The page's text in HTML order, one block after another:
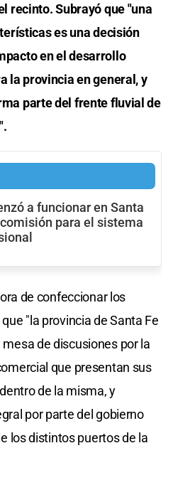
recinto. Subrayó que "una
es una decisión
en el desarrollo
la provincia en general, y
parte del frente fluvial de
a funcionar en Santa
para el sistema
de confeccionar los
"la provincia de Santa Fe
de discusiones por la
que presentan sus
de la misma, y
por parte del gobierno
los distintos puertos de la